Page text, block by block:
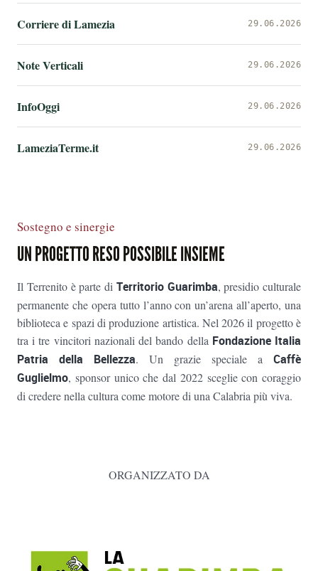
Corriere di Lamezia 29.06.2026
Note Verticali 29.06.2026
InfoOggi 29.06.2026
LameziaTerme.it 29.06.2026
Sostegno e sinergie
UN PROGETTO RESO POSSIBILE INSIEME
Il Terrenito è parte di Territorio Guarimba, presidio culturale
permanente che opera tutto l’anno con un’arena all’aperto, una
biblioteca e spazi di produzione artistica. Nel 2026 il progetto è
tra i tre vincitori nazionali del bando della Fondazione Italia
Patria della Bellezza. Un grazie speciale a Caffè
Guglielmo, sponsor unico che dal 2022 sceglie con coraggio
di credere nella cultura come motore di una Calabria più viva.
ORGANIZZATO DA